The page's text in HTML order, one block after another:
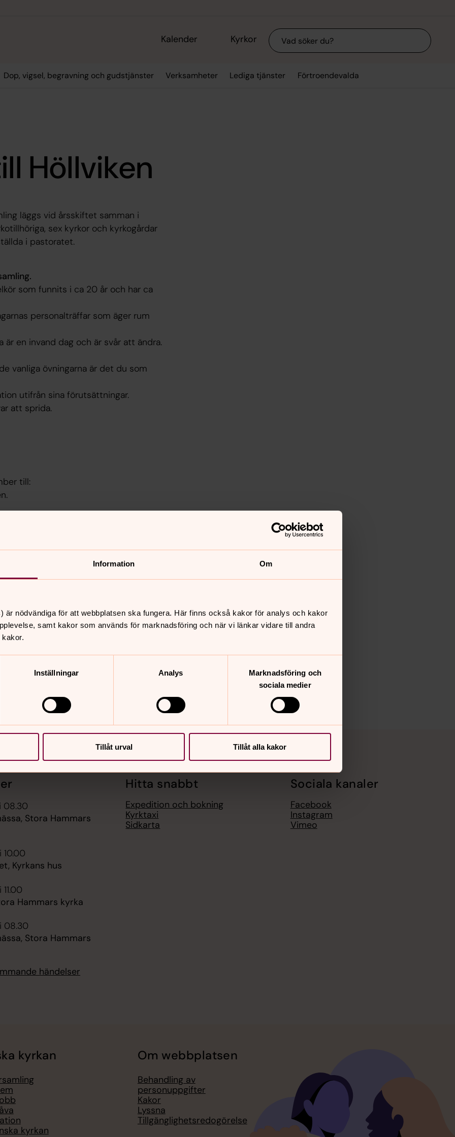
Information Om
är nödvändiga för att webbplatsen ska fungera. Här finns också kakor för analys och kakor
samt kakor som används för marknadsföring och när vi länkar vidare till andra
Inställningar Analys
Marknadsföring och
sociala medier
Tillåt urval Tillåt alla kakor
Kalender Kyrkor Sök
Dop, vigsel, begravning och gudstjänster Verksamheter Lediga tjänster Förtroendevalda
Höllviken
läggs vid årsskiftet samman i
sex kyrkor och kyrkogårdar
i pastoratet.
som funnits i ca 20 år och har ca
personalträffar som äger rum
är en invand dag och är svår att ändra.
vanliga övningarna är det du som
utifrån sina förutsättningar.
att sprida.
till:
08.30
Stora Hammars
10.00
Kyrkans hus
Hammars kyrka
08.30
Stora Hammars
händelser
Hitta snabbt
Expedition och bokning
Kyrktaxi
Sidkarta
Sociala kanaler
Facebook
Instagram
Vimeo
kyrkan
kyrkan
Om webbplatsen
Behandling av
personuppgifter
Kakor
Lyssna
Tillgänglighetsredogörelse